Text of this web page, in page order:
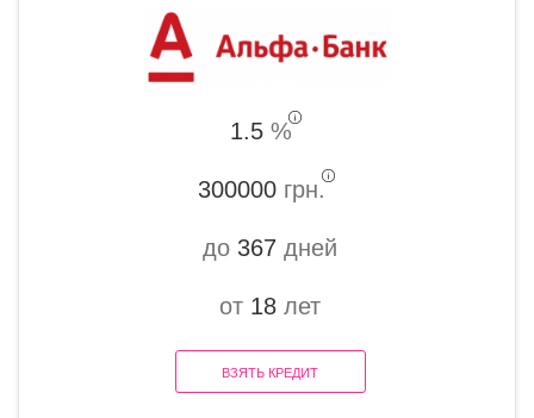
1.5 %
300000грн.
до 367 дней
от 18 лет
ВЗЯТЬ КРЕДИТ